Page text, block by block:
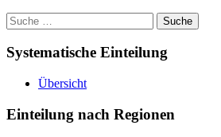
Suche
nach:
Systematische Einteilung
Übersicht
Einteilung nach Regionen